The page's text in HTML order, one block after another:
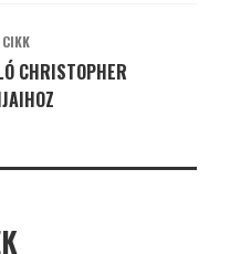
CIKK
CHRISTOPHER